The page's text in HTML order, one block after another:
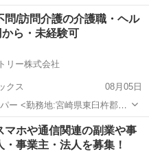
組みをシェアします。 こん
間
問/訪問介護の介護職・ヘル
ら・未経験可
リー株式会社
クス
08月05日
ー <勤務地:宮崎県東臼杵郡門
いご利用者のご自宅に訪問
がメインの訪問介護のお仕事
容...
マホや通信関連の副業や事
事業主・法人を募集！